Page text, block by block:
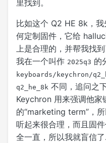
里找到。
比如这个 Q2 HE 8k，
何定制固件，它给
上是合理的，并帮我找
我在一个叫作 2025q3 的
keyboards/keychron/
q2_he_8k 不同，追问之
Keychron 用来强调他
的“marketing term”，所
听起来很合理，而且固
全一直，所以我就盲信